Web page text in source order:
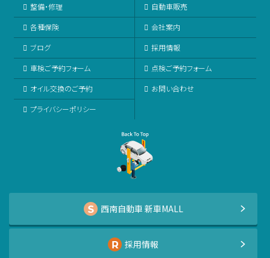
整備・修理
自動車販売
各種保険
会社案内
ブログ
採用情報
車検ご予約フォーム
点検ご予約フォーム
オイル交換のご予約
お問い合わせ
プライバシーポリシー
西南自動車 新車MALL
採用情報